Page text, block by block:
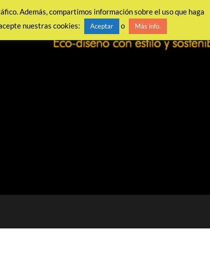
Además, compartimos información sobre el uso que haga
nuestras cookies:
Aceptar o Más info.